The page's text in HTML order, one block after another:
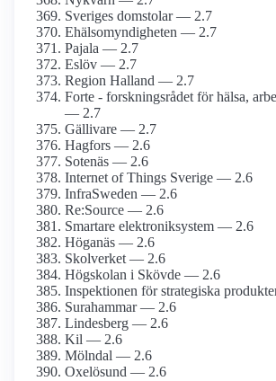
Sveriges domstolar — 2.7
Ehälsomyndigheten — 2.7
Pajala — 2.7
Eslöv — 2.7
Region Halland — 2.7
Forte - forskningsrådet för hälsa,
— 2.7
Gällivare — 2.7
Hagfors — 2.6
Sotenäs — 2.6
Internet of Things Sverige — 2.6
InfraSweden — 2.6
Re:Source — 2.6
Smartare elektroniksystem — 2.6
Höganäs — 2.6
Skolverket — 2.6
Högskolan i Skövde — 2.6
Inspektionen för strategiska
Surahammar — 2.6
Lindesberg — 2.6
Kil — 2.6
Mölndal — 2.6
Oxelösund — 2.6